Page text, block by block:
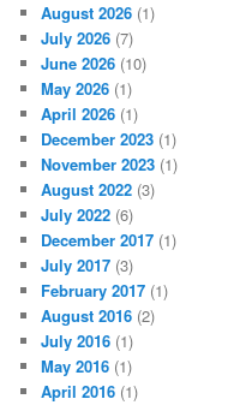
August 2026 (1)
July 2026 (7)
June 2026 (10)
May 2026 (1)
April 2026 (1)
December 2023 (1)
November 2023 (1)
August 2022 (3)
July 2022 (6)
December 2017 (1)
July 2017 (3)
February 2017 (1)
August 2016 (2)
July 2016 (1)
May 2016 (1)
April 2016 (1)